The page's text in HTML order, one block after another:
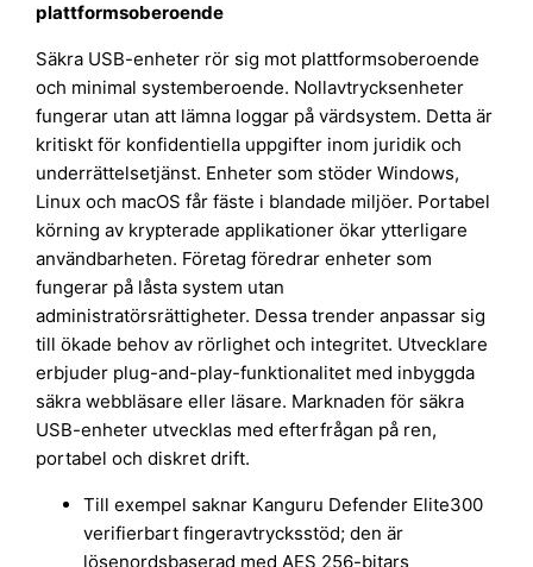
plattformsoberoende
Säkra USB-enheter rör sig mot plattformsoberoende
och minimal systemberoende. Nollavtrycksenheter
fungerar utan att lämna loggar på värdsystem. Detta är
kritiskt för konfidentiella uppgifter inom juridik och
underrättelsetjänst. Enheter som stöder Windows,
Linux och macOS får fäste i blandade miljöer. Portabel
körning av krypterade applikationer ökar ytterligare
användbarheten. Företag föredrar enheter som
fungerar på låsta system utan
administratörsrättigheter. Dessa trender anpassar sig
till ökade behov av rörlighet och integritet. Utvecklare
erbjuder plug-and-play-funktionalitet med inbyggda
säkra webbläsare eller läsare. Marknaden för säkra
USB-enheter utvecklas med efterfrågan på ren,
portabel och diskret drift.
Till exempel saknar Kanguru Defender Elite300
verifierbart fingeravtrycksstöd; den är
lösenordsbaserad med AES 256-bitars